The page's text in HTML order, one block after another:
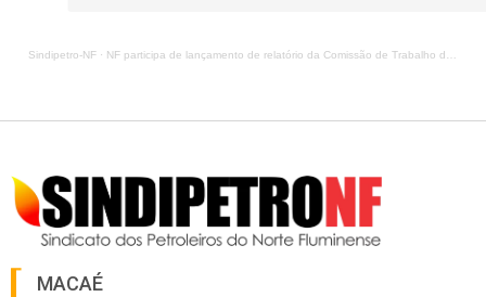
Sindipetro-NF · NF participa de lançamento de relatório da Comissão de Trabalho da Alerj
MACAÉ